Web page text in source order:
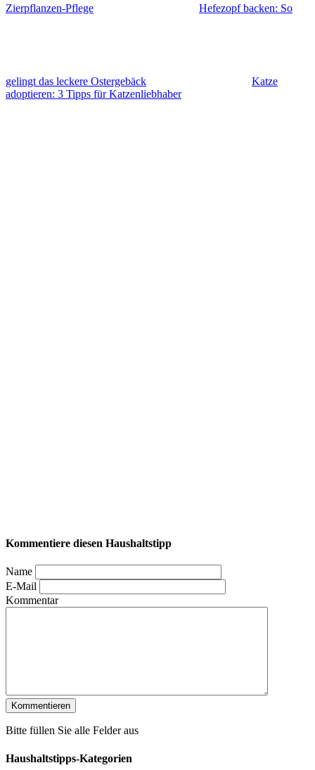
Zierpflanzen-Pflege Hefezopf backen: So
gelingt das leckere Ostergebäck
Katze
adoptieren: 3 Tipps für Katzenliebhaber
Kommentiere diesen Haushaltstipp
Name
E-Mail
Kommentar
Bitte füllen Sie alle Felder aus
Haushaltstipps-Kategorien